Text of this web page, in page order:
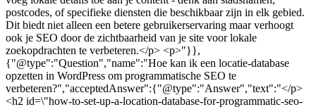
postcodes, of specifieke diensten die beschikbaar zijn in elk gebied.
Dit biedt niet alleen een betere gebruikerservaring maar verhoogt
ook je SEO door de zichtbaarheid van je site voor lokale
zoekopdrachten te verbeteren.</p> <p>"}},
{"@type":"Question","name":"Hoe kan ik een locatie-database
opzetten in WordPress om programmatische SEO te
verbeteren?","acceptedAnswer":{"@type":"Answer","text":"</p>
<h2 id=\"how-to-set-up-a-location-database-for-programmatic-seo-